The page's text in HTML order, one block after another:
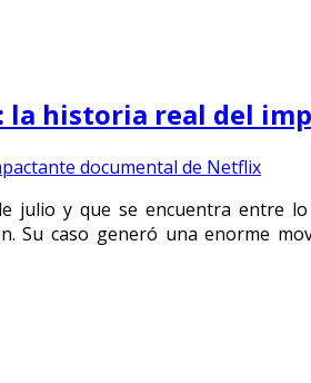
la historia real del
julio y que se encuentra entre
Su caso generó una enorme